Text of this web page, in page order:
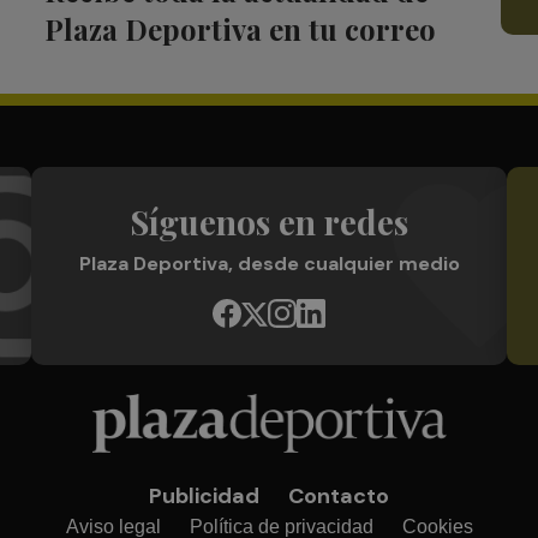
Plaza Deportiva en tu correo
Síguenos en redes
Plaza Deportiva, desde cualquier medio
Publicidad Contacto
Aviso legal Política de privacidad Cookies